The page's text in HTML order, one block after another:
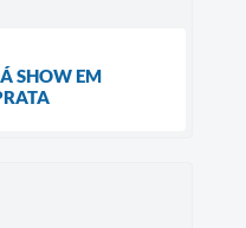
SHOW EM